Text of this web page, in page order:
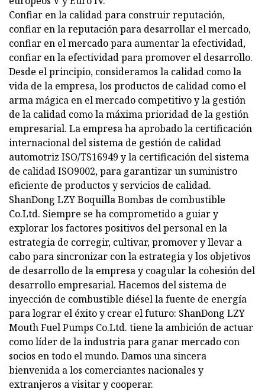
Confiar en la calidad para construir reputación,
confiar en la reputación para desarrollar el mercado,
confiar en el mercado para aumentar la efectividad,
confiar en la efectividad para promover el desarrollo.
Desde el principio, consideramos la calidad como la
vida de la empresa, los productos de calidad como el
arma mágica en el mercado competitivo y la gestión
de la calidad como la máxima prioridad de la gestión
empresarial. La empresa ha aprobado la certificación
internacional del sistema de gestión de calidad
automotriz ISO/TS16949 y la certificación del sistema
de calidad ISO9002, para garantizar un suministro
eficiente de productos y servicios de calidad.
ShanDong LZY Boquilla Bombas de combustible
Co.Ltd. Siempre se ha comprometido a guiar y
explorar los factores positivos del personal en la
estrategia de corregir, cultivar, promover y llevar a
cabo para sincronizar con la estrategia y los objetivos
de desarrollo de la empresa y coagular la cohesión del
desarrollo empresarial. Hacemos del sistema de
inyección de combustible diésel la fuente de energía
para lograr el éxito y crear el futuro: ShanDong LZY
Mouth Fuel Pumps Co.Ltd. tiene la ambición de actuar
como líder de la industria para ganar mercado con
socios en todo el mundo. Damos una sincera
bienvenida a los comerciantes nacionales y
extranjeros a visitar y cooperar.